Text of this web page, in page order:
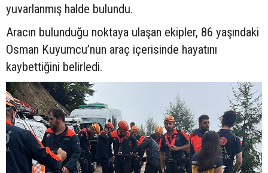
yuvarlanmış halde bulundu.
Aracın bulunduğu noktaya ulaşan ekipler, 86 yaşındaki
Osman Kuyumcu’nun araç içerisinde hayatını
kaybettiğini belirledi.